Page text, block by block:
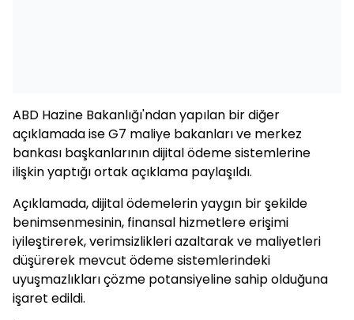
ABD Hazine Bakanlığı'ndan yapılan bir diğer
açıklamada ise G7 maliye bakanları ve merkez
bankası başkanlarının dijital ödeme sistemlerine
ilişkin yaptığı ortak açıklama paylaşıldı.
Açıklamada, dijital ödemelerin yaygın bir şekilde
benimsenmesinin, finansal hizmetlere erişimi
iyileştirerek, verimsizlikleri azaltarak ve maliyetleri
düşürerek mevcut ödeme sistemlerindeki
uyuşmazlıkları çözme potansiyeline sahip olduğuna
işaret edildi.